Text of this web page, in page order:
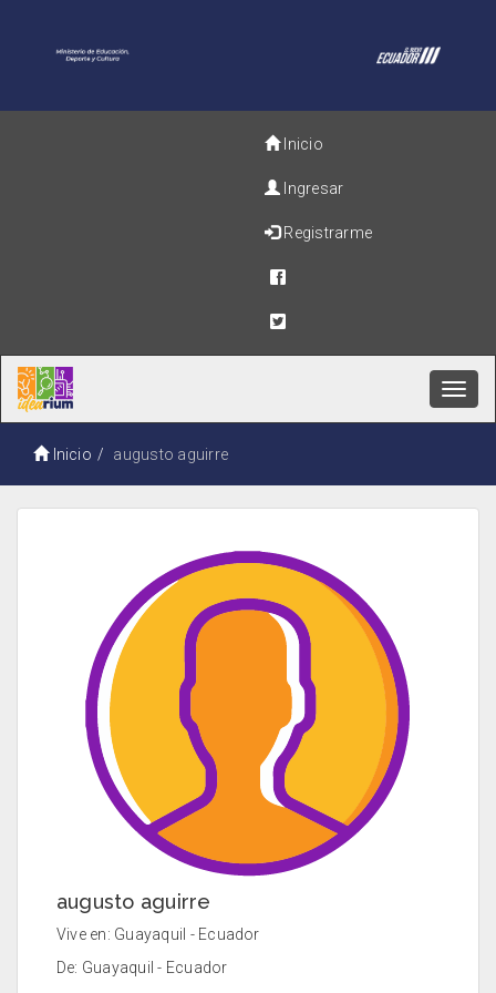
Inicio
Ingresar
Registrarme
Inicio augusto aguirre
augusto aguirre
Vive en: Guayaquil - Ecuador
De: Guayaquil - Ecuador